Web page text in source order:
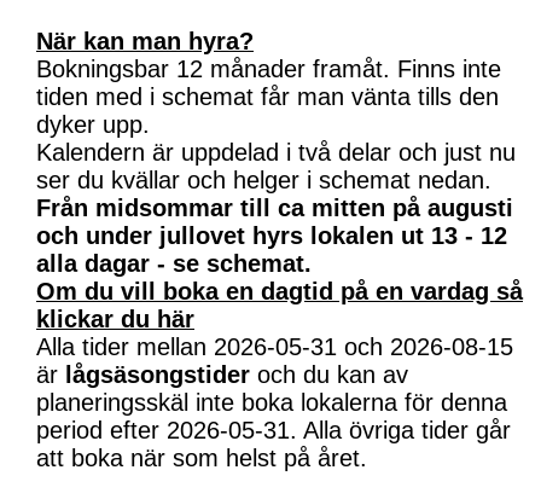
När kan man hyra?
Bokningsbar 12 månader framåt. Finns inte
tiden med i schemat får man vänta tills den
dyker upp.
Kalendern är uppdelad i två delar och just nu
ser du kvällar och helger i schemat nedan.
Från midsommar till ca mitten på augusti
och under jullovet hyrs lokalen ut 13 - 12
alla dagar - se schemat.
Om du vill boka en dagtid på en vardag så
klickar du här
Alla tider mellan 2026-05-31 och 2026-08-15
är lågsäsongstider och du kan av
planeringsskäl inte boka lokalerna för denna
period efter 2026-05-31. Alla övriga tider går
att boka när som helst på året.